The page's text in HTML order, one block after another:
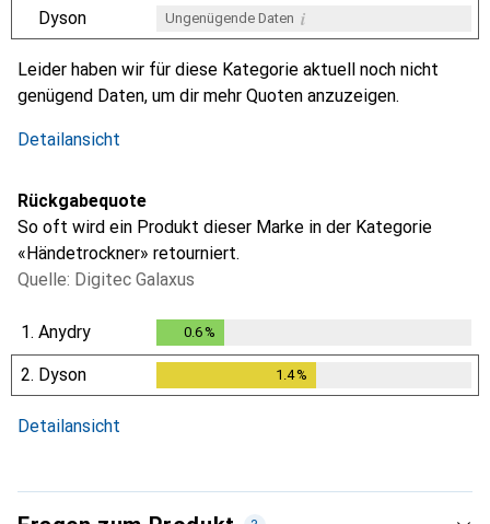
Dyson Ungenügende Daten i
i
Leider haben wir für diese Kategorie aktuell noch nicht
genügend Daten, um dir mehr Quoten anzuzeigen.
Detailansicht
Rückgabequote
So oft wird ein Produkt dieser Marke in der Kategorie
«Händetrockner» retourniert.
Quelle: Digitec Galaxus
1. Anydry 0.6 %
2. Dyson 1.4%
Detailansicht